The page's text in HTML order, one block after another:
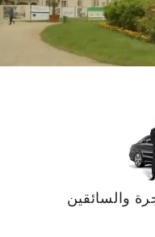
والسائقين